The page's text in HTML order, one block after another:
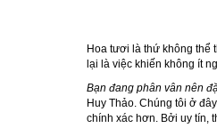
Hoa tươi là thứ không thể
lại là việc khiến không ít
Bạn đang phân vân nên
Huy Thảo. Chúng tôi ở
chính xác hơn. Bởi uy tín,